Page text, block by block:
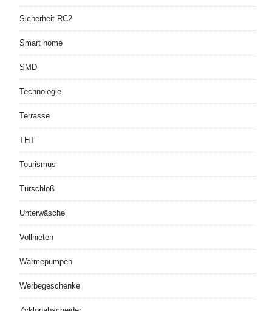
Sicherheit RC2
Smart home
SMD
Technologie
Terrasse
THT
Tourismus
Türschloß
Unterwäsche
Vollnieten
Wärmepumpen
Werbegeschenke